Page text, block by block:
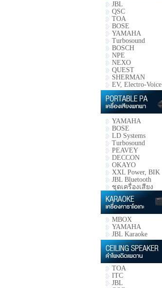
JBL
QSC
TOA
BOSE
YAMAHA
Turbosound
BOSCH
NPE
NEXO
QUEST
SHERMAN
EV, Electro-Voice
YAMAHA
BOSE
LD Systems
Turbosound
PEAVEY
DECCON
OKAYO
XXL Power, BIK
JBL Bluetooth
ชุดเครื่องเสียง
MBOX
YAMAHA
JBL Karaoke
TOA
ITC
JBL